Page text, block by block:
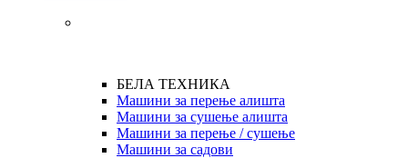
БЕЛА ТЕХНИКА
Машини за перење алишта
Машини за сушење алишта
Машини за перење / сушење
Машини за садови